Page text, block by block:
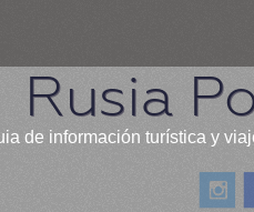
Rusia
de información turística y